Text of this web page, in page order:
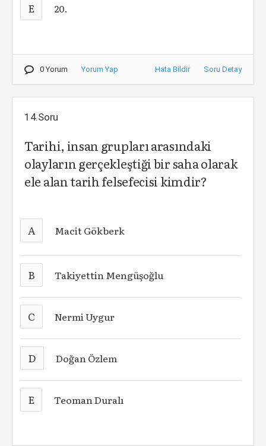
E 20.
0 Yorum Yorum Yap Hata Bildir Soru Detay
14.Soru
Tarihi, insan grupları arasındaki
olayların gerçekleştiği bir saha olarak
ele alan tarih felsefecisi kimdir?
A Macit Gökberk
B Takiyettin Mengüşoğlu
C Nermi Uygur
D Doğan Özlem
E Teoman Duralı